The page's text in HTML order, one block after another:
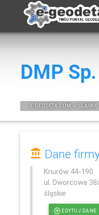
DMP
E-GEODETA.COM » ŚLĄSKIE
Dane
Knurów 44-190
ul. Dworcowa
śląskie
EDYTUJ DANE